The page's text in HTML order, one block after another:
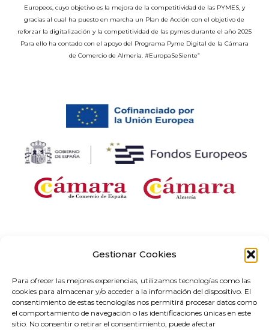
Gestionar Cookies
Para ofrecer las mejores experiencias, utilizamos tecnologías como las
cookies para almacenar y/o acceder a la información del dispositivo. El
consentimiento de estas tecnologías nos permitirá procesar datos como
el comportamiento de navegación o las identificaciones únicas en este
sitio. No consentir o retirar el consentimiento, puede afectar
Europeos, cuyo objetivo es la mejora de la competitividad de las PYMES, y
gracias al cual ha puesto en marcha un Plan de Acción con el objetivo de
reforzar la digitalización y la competitividad de las pymes durante el año 2025
Para ello ha contado con el apoyo del Programa Pyme Digital de la Cámara
de Comercio de Almería. #EuropaSeSiente”
soluciones digitales con aplicación sectorial en el marco del proyecto «Redes de
Emprendimiento Digital» en Andalucía, correspondiente al Programa Redes
Plan de Recuperación, Transformación y Resiliencia, financiado por la Unión
Europea-Next Generation EU (C1311).